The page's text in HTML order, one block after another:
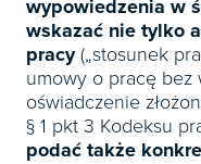
wypowiedzenia w
wskazać nie tylko
pracy(„stosunek
umowy o pracę bez
oświadczenie
§ 1 pkt 3 Kodeksu
podać także